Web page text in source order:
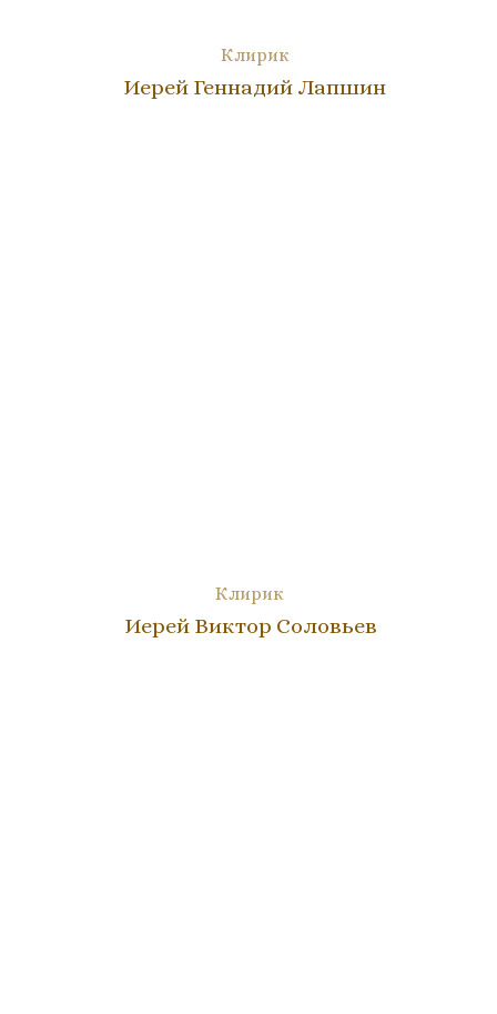
Клирик
Иерей Виктор Соловьев
Клирик
Иерей Геннадий Лапшин